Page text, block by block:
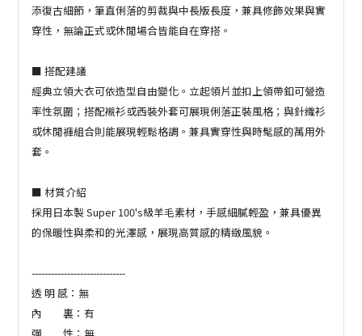
添復古細節，筆直俐落的剪裁與中長版長度，兼具修飾效果與實
穿性，無論正式或休閒場合皆能自在穿搭。
■ 搭配建議
經典立領大衣可依造型自由變化。立起領片並扣上領帶釦可營造
率性氛圍；搭配襯衫或西裝外套可展現俐落正裝風格；與針織衫
或休閒褲組合則能展現輕鬆格調。兼具實穿性與時髦感的萬用外
套。
■ 材質介紹
採用日本製 Super 100's級羊毛素材，手感細膩輕盈，兼具優異
的保暖性與柔和的光澤感，展現高質感的精緻風貌。
-----------------------------
透 明 感：無
內 裏：有